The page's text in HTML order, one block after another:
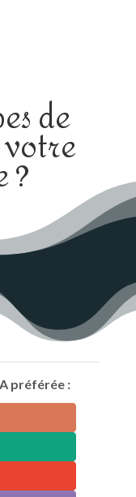
de
?
préférée :